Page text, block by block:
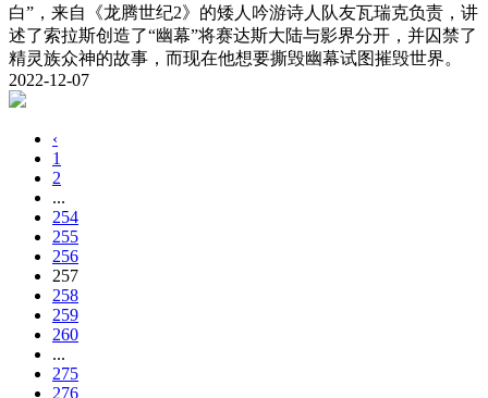
白”，来自《龙腾世纪2》的矮人吟游诗人队友瓦瑞克负责，讲
述了索拉斯创造了“幽幕”将赛达斯大陆与影界分开，并囚禁了
精灵族众神的故事，而现在他想要撕毁幽幕试图摧毁世界。
2022-12-07
‹
1
2
...
254
255
256
257
258
259
260
...
275
276